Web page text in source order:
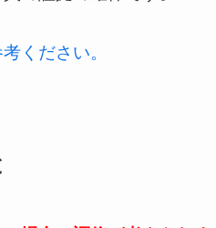
ください。